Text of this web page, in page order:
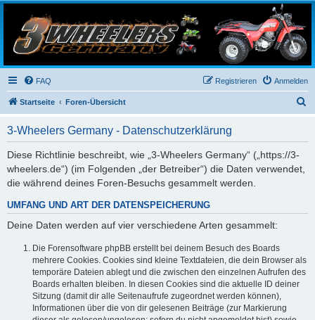
3-Wheelers Germany
Honda, Yamaha, Kawasaki Trike
FAQ Anmelden
Registrieren
Startseite Foren-Übersicht
3-Wheelers Germany - Datenschutzerklärung
Diese Richtlinie beschreibt, wie „3-Wheelers Germany“ („https://3-
wheelers.de“) (im Folgenden „der Betreiber“) die Daten verwendet,
die während deines Foren-Besuchs gesammelt werden.
UMFANG UND ART DER DATENSPEICHERUNG
Deine Daten werden auf vier verschiedene Arten gesammelt:
Die Forensoftware phpBB erstellt bei deinem Besuch des Boards
mehrere Cookies. Cookies sind kleine Textdateien, die dein Browser als
temporäre Dateien ablegt und die zwischen den einzelnen Aufrufen des
Boards erhalten bleiben. In diesen Cookies sind die aktuelle ID deiner
Sitzung (damit dir alle Seitenaufrufe zugeordnet werden können),
Informationen über die von dir gelesenen Beiträge (zur Markierung